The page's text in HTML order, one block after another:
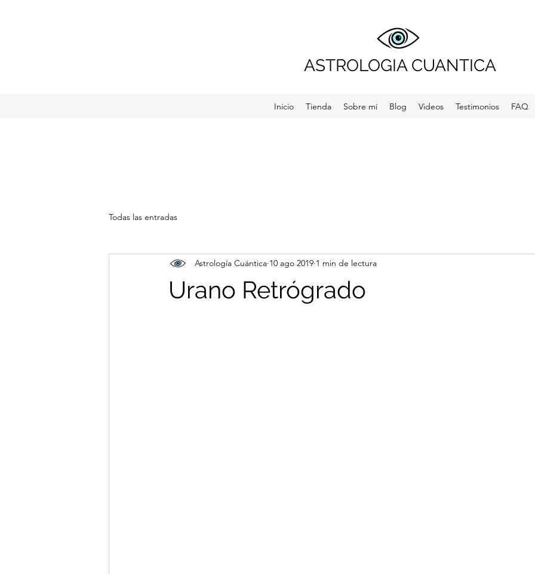
ASTROLOGIA CUANTICA
Inicio Tienda Sobre mí Blog Videos Testimonios FAQ
Todas las entradas
Urano Retrógrado
Astrología Cuántica 10 ago 2019 1 min de lectura